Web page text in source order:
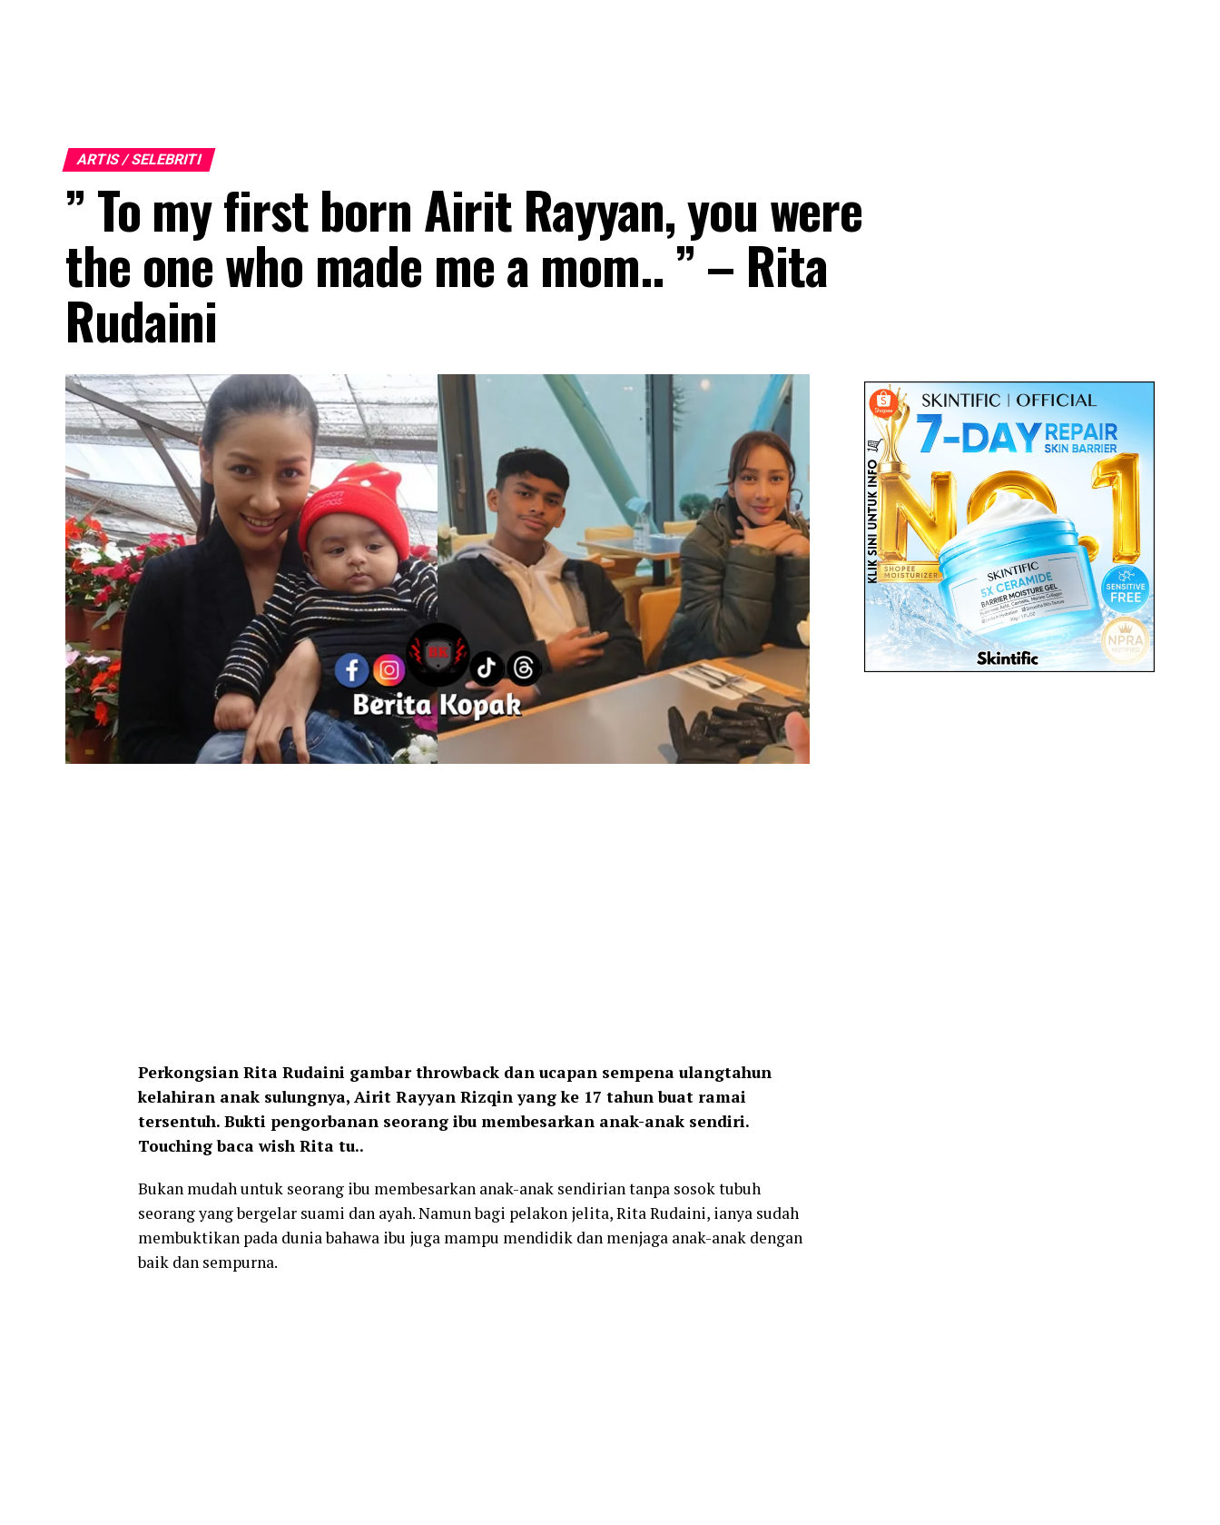
ARTIS / SELEBRITI
” To my first born Airit Rayyan, you were
the one who made me a mom.. ” – Rita
Rudaini
Perkongsian Rita Rudaini gambar throwback dan ucapan sempena ulangtahun
kelahiran anak sulungnya, Airit Rayyan Rizqin yang ke 17 tahun buat ramai
tersentuh. Bukti pengorbanan seorang ibu membesarkan anak-anak sendiri.
Touching baca wish Rita tu..
Bukan mudah untuk seorang ibu membesarkan anak-anak sendirian tanpa sosok tubuh
seorang yang bergelar suami dan ayah. Namun bagi pelakon jelita, Rita Rudaini, ianya sudah
membuktikan pada dunia bahawa ibu juga mampu mendidik dan menjaga anak-anak dengan
baik dan sempurna.